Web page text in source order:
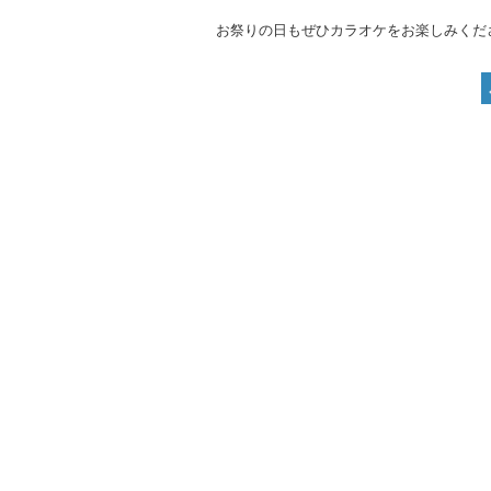
お祭りの日もぜひカラオケをお楽しみくだ